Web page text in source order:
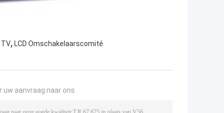
TV, LCD Omschakelaarscomité
uw aanvraag naar ons